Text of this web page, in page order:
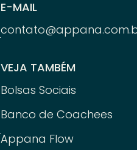
E-MAIL
VEJA TAMBÉM
Bolsas Sociais
Banco de Coachees
Appana Flow